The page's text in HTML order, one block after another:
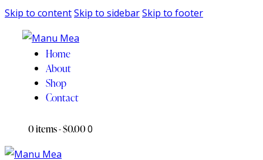
Skip to contentSkip to sidebarSkip to footer
Home
About
Shop
Contact
0 items-$0.000